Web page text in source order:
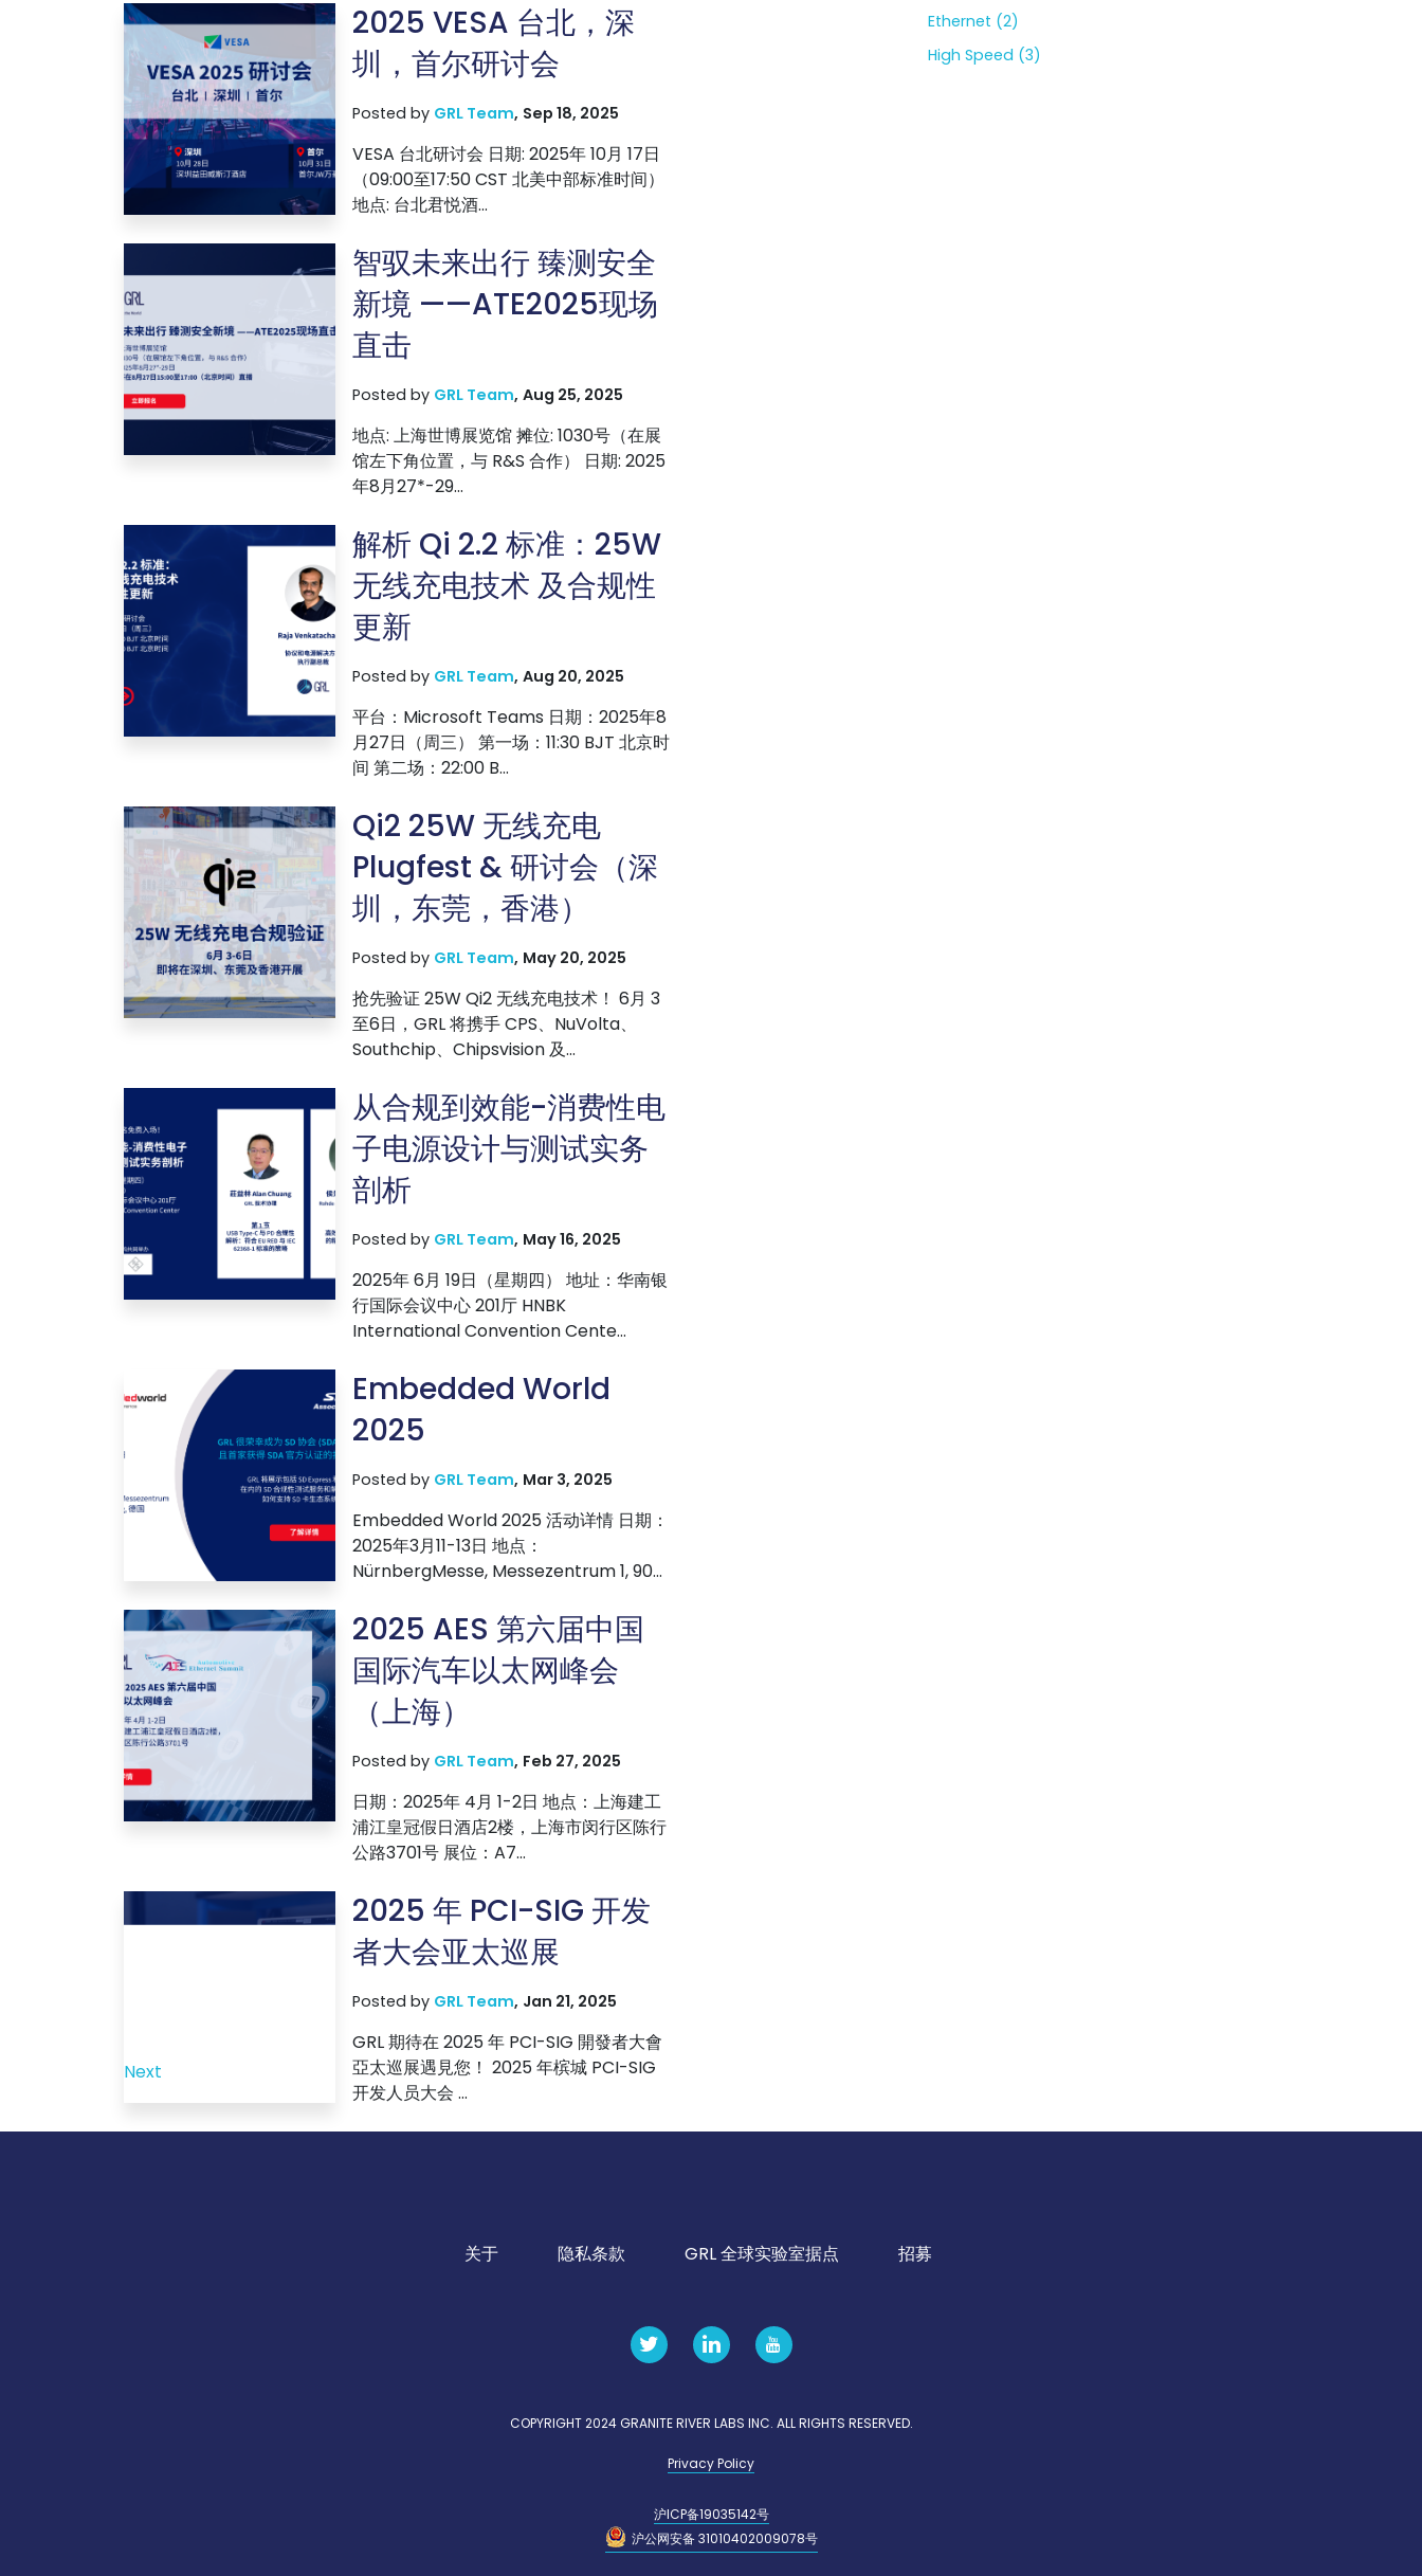
2025 VESA 台北，深
圳，首尔研讨会
Posted by GRL Team, Sep 18, 2025
VESA 台北研讨会 日期: 2025年 10月 17日
（09:00至17:50 CST 北美中部标准时间）
地点: 台北君悦酒...
智驭未来出行 臻测安全
新境 ——ATE2025现场
直击
Posted by GRL Team, Aug 25, 2025
地点: 上海世博展览馆 摊位: 1030号（在展
馆左下角位置，与 R&S 合作） 日期: 2025
年8月27*-29...
解析 Qi 2.2 标准：25W
无线充电技术 及合规性
更新
Posted by GRL Team, Aug 20, 2025
平台：Microsoft Teams 日期：2025年8
月27日（周三） 第一场：11:30 BJT 北京时
间 第二场：22:00 B...
Qi2 25W 无线充电
Plugfest & 研讨会（深
圳，东莞，香港）
Posted by GRL Team, May 20, 2025
抢先验证 25W Qi2 无线充电技术！ 6月 3
至6日，GRL 将携手 CPS、NuVolta、
Southchip、Chipsvision 及...
从合规到效能-消费性电
子电源设计与测试实务
剖析
Posted by GRL Team, May 16, 2025
2025年 6月 19日（星期四） 地址：华南银
行国际会议中心 201厅 HNBK
International Convention Cente...
Embedded World
2025
Posted by GRL Team, Mar 3, 2025
Embedded World 2025 活动详情 日期：
2025年3月11-13日 地点：
NürnbergMesse, Messezentrum 1, 90...
2025 AES 第六届中国
国际汽车以太网峰会
（上海）
Posted by GRL Team, Feb 27, 2025
日期：2025年 4月 1-2日 地点：上海建工
浦江皇冠假日酒店2楼，上海市闵行区陈行
公路3701号 展位：A7...
2025 年 PCI-SIG 开发
者大会亚太巡展
Posted by GRL Team, Jan 21, 2025
GRL 期待在 2025 年 PCI-SIG 開發者大會
亞太巡展遇見​​您！ 2025 年槟城 PCI-SIG
开发人员大会 ...
Next
Ethernet (2)
High Speed (3)
关于 隐私条款 GRL 全球实验室据点 招募
COPYRIGHT 2024 GRANITE RIVER LABS INC. ALL RIGHTS RESERVED.
Privacy Policy
沪ICP备19035142号
沪公网安备 31010402009078号